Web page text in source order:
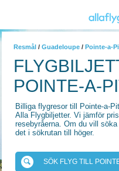
Resmål / Guadeloupe / Pointe-a-
POINTE-A-
Billiga flygresor till Pointe-a-
Alla Flygbiljetter. Vi jämför
resebyråerna. Om du vill
det i sökrutan till höger.
SÖK FLYG TILL